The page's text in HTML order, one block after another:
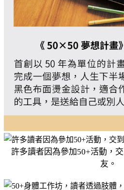
許多讀者因為參加50+活動，
友。